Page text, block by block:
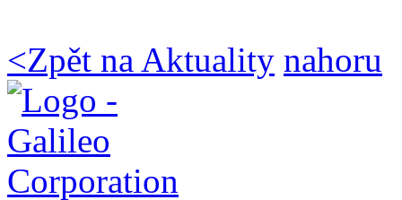
<Zpět na Aktuality nahoru